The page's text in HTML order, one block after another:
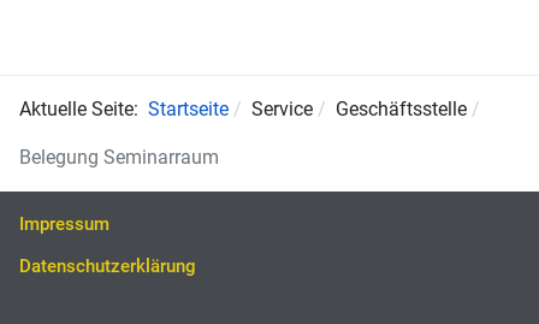
Aktuelle Seite: Startseite Service Geschäftsstelle
Belegung Seminarraum
Impressum
Datenschutzerklärung